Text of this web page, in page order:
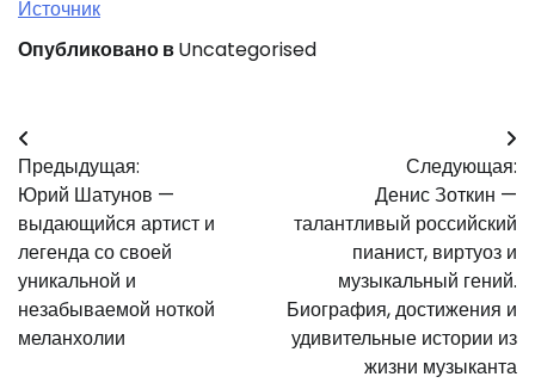
Источник
Опубликовано вUncategorised
Навигация
по
записям
Предыдущая:
Юрий Шатунов —
выдающийся артист и
легенда со своей
уникальной и
незабываемой ноткой
меланхолии
Следующая:
Денис Зоткин —
талантливый российский
пианист, виртуоз и
музыкальный гений.
Биография, достижения и
удивительные истории из
жизни музыканта